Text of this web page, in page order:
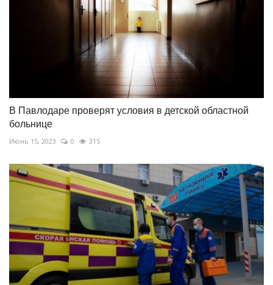
В Павлодаре проверят условия в детской областной
больнице
Июнь 15, 2023 0 315